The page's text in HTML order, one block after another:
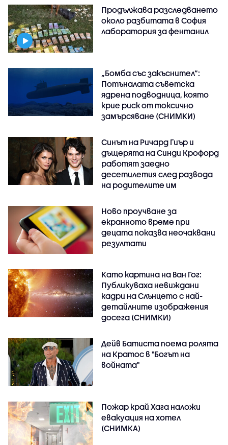
Продължава разследването
около разбитата в София
лаборатория за фентанил
„Бомба със закъснител“:
Потъналата съветска
ядрена подводница, която
крие риск от токсично
замърсяване (СНИМКИ)
Синът на Ричард Гиър и
дъщерята на Синди Крофорд
работят заедно
десетилетия след развода
на родителите им
Ново проучване за
екранното време при
децата показва неочаквани
резултати
Като картина на Ван Гог:
Публикуваха невиждани
кадри на Слънцето с най-
детайлните изображения
досега (СНИМКИ)
Дейв Батиста поема ролята
на Кратос в "Богът на
войната"
Пожар край Хага наложи
евакуация на хотел
(СНИМКА)